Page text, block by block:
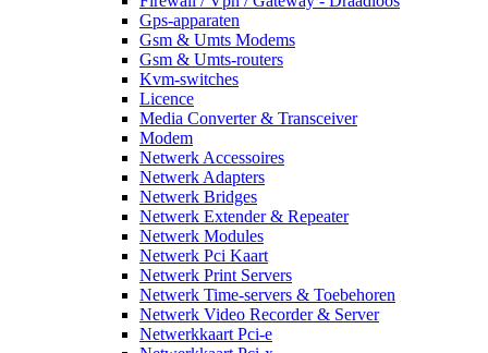
Gps-apparaten
Gsm & Umts Modems
Gsm & Umts-routers
Kvm-switches
Licence
Media Converter & Transceiver
Modem
Netwerk Accessoires
Netwerk Adapters
Netwerk Bridges
Netwerk Extender & Repeater
Netwerk Modules
Netwerk Pci Kaart
Netwerk Print Servers
Netwerk Time-servers & Toebehoren
Netwerk Video Recorder & Server
Netwerkkaart Pci-e